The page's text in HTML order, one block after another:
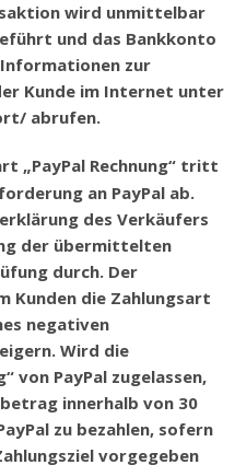
wird unmittelbar
und das Bankkonto
zur
Kunde im Internet unter
abrufen.
„PayPal Rechnung“ tritt
an PayPal ab.
ärung des Verkäufers
der übermittelten
üfung durch. Der
Kunden die Zahlungsart
negativen
Wird die
“ von PayPal zugelassen,
innerhalb von 30
zu bezahlen, sofern
vorgegeben